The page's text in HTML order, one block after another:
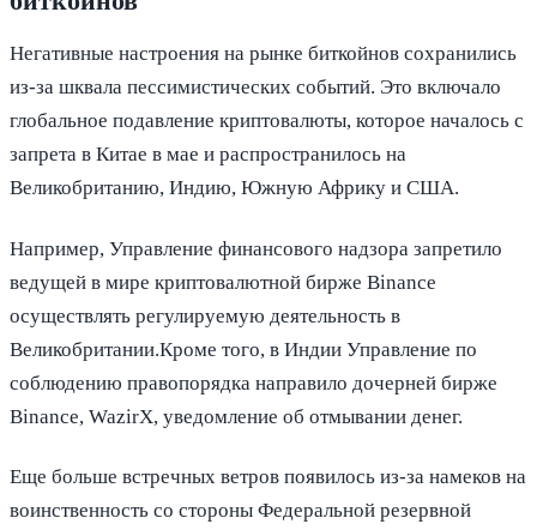
Негативные настроения на рынке биткойнов сохранились
из-за шквала пессимистических событий. Это включало
глобальное подавление криптовалюты, которое началось с
запрета в Китае в мае и распространилось на
Великобританию, Индию, Южную Африку и США.
Например, Управление финансового надзора запретило
ведущей в мире криптовалютной бирже Binance
осуществлять регулируемую деятельность в
Великобритании.Кроме того, в Индии Управление по
соблюдению правопорядка направило дочерней бирже
Binance, WazirX, уведомление об отмывании денег.
Еще больше встречных ветров появилось из-за намеков на
воинственность со стороны Федеральной резервной